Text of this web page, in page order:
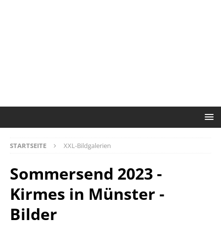
STARTSEITE XXL-Bildgalerien
Sommersend 2023 -
Kirmes in Münster -
Bilder